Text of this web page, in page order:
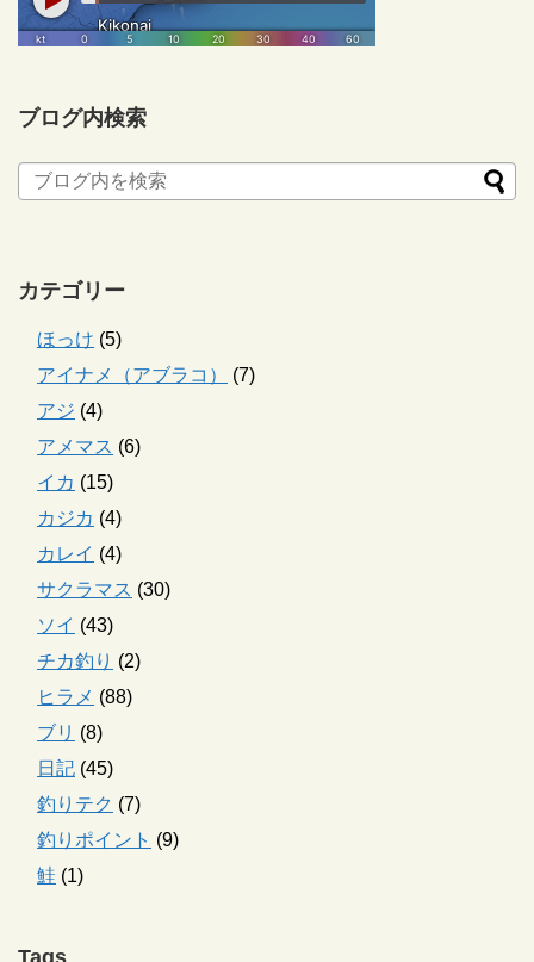
ブログ内検索
カテゴリー
ほっけ (5)
アイナメ（アブラコ）
(7)
アジ (4)
アメマス (6)
イカ (15)
カジカ (4)
カレイ (4)
サクラマス (30)
ソイ (43)
チカ釣り (2)
ヒラメ (88)
ブリ (8)
日記 (45)
釣りテク (7)
釣りポイント (9)
鮭 (1)
Tags